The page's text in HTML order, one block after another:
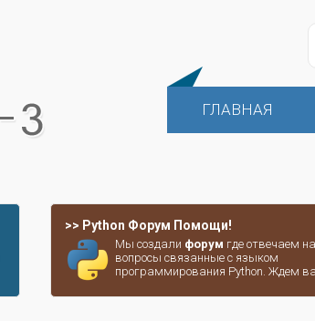
ГЛАВНАЯ
>> Python Форум Помощи!
Мы создали форум где отвечаем
вопросы связанные с языком
программирования Python. Ждем